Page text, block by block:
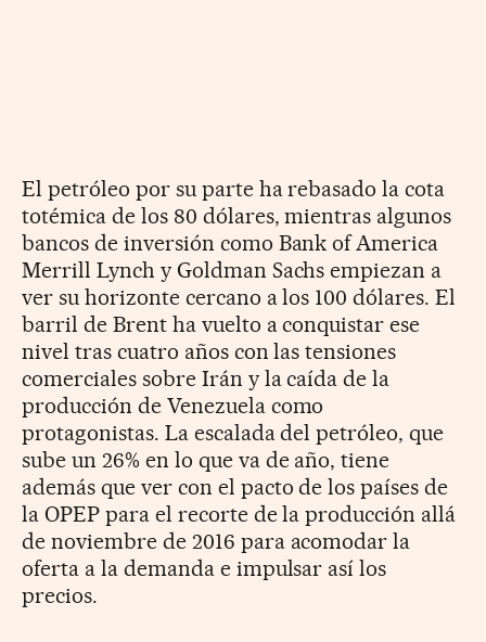
El petróleo por su parte ha rebasado la cota
totémica de los 80 dólares, mientras algunos
bancos de inversión como Bank of America
Merrill Lynch y Goldman Sachs empiezan a
ver su horizonte cercano a los 100 dólares. El
barril de Brent ha vuelto a conquistar ese
nivel tras cuatro años con las tensiones
comerciales sobre Irán y la caída de la
producción de Venezuela como
protagonistas. La escalada del petróleo, que
sube un 26% en lo que va de año, tiene
además que ver con el pacto de los países de
la OPEP para el recorte de la producción allá
de noviembre de 2016 para acomodar la
oferta a la demanda e impulsar así los
precios.